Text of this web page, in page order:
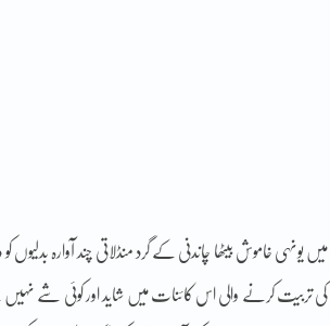
میں یونہی خاموش بیٹھا چاندنی کے گرد منڈلاتی چند آوارہ
کی تربیت کرنے والی اس کائنات میں شاید اور کوئی شے نہیں